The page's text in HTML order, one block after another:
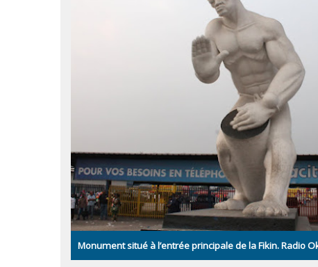
Monument situé à l’entrée principale de la Fikin. Radio